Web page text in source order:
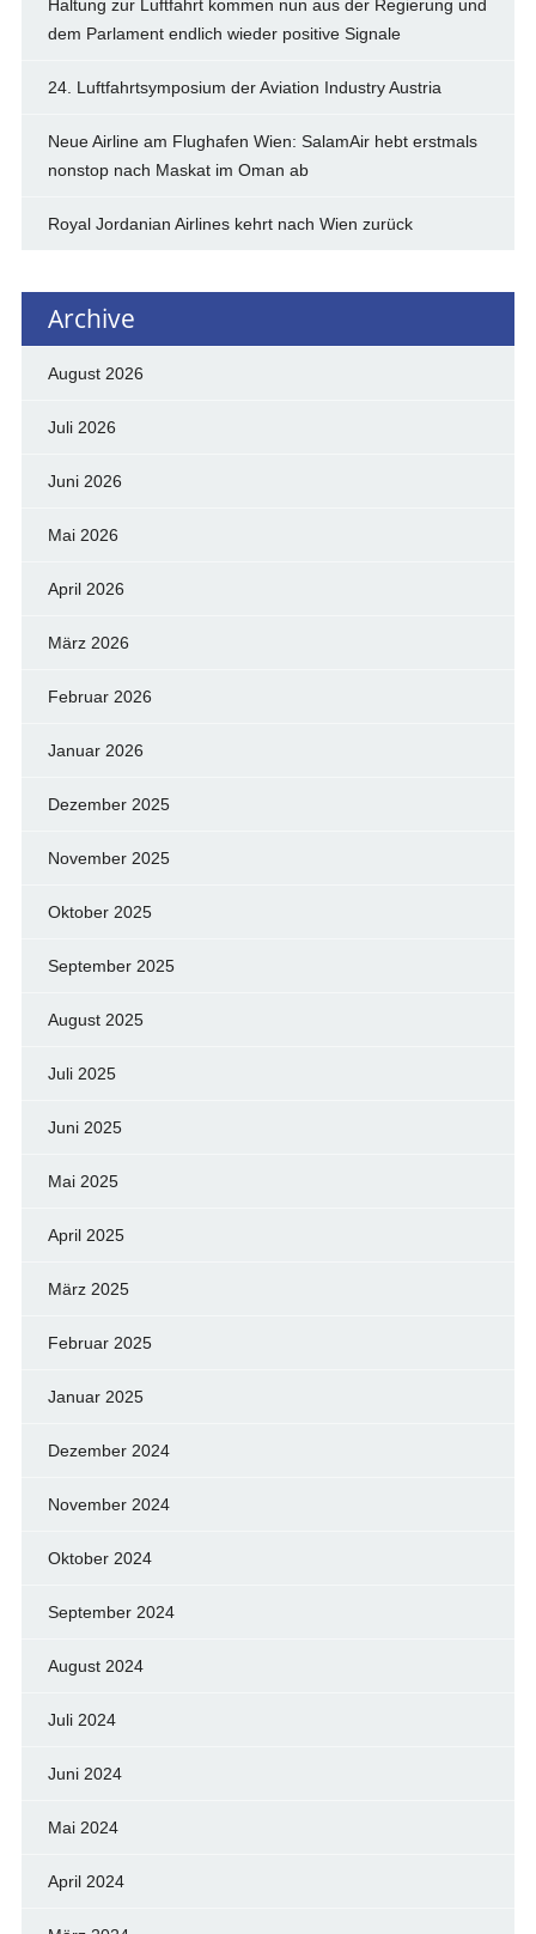
Haltung zur Luftfahrt kommen nun aus der Regierung und
dem Parlament endlich wieder positive Signale
24. Luftfahrtsymposium der Aviation Industry Austria
Neue Airline am Flughafen Wien: SalamAir hebt erstmals
nonstop nach Maskat im Oman ab
Royal Jordanian Airlines kehrt nach Wien zurück
Archive
August 2026
Juli 2026
Juni 2026
Mai 2026
April 2026
März 2026
Februar 2026
Januar 2026
Dezember 2025
November 2025
Oktober 2025
September 2025
August 2025
Juli 2025
Juni 2025
Mai 2025
April 2025
März 2025
Februar 2025
Januar 2025
Dezember 2024
November 2024
Oktober 2024
September 2024
August 2024
Juli 2024
Juni 2024
Mai 2024
April 2024